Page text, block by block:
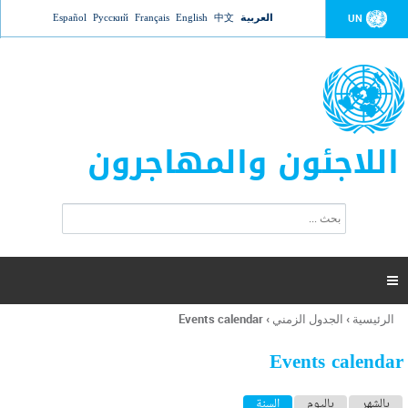
Jump to navigation UN العربية 中文
English
Français
Русский
Español
اللاجئون والمهاجرون
ت
ر
ل
ح
ب

أنت
هنا
الرئيسية › الجدول الزمني ›
Events calendar
Events calendar